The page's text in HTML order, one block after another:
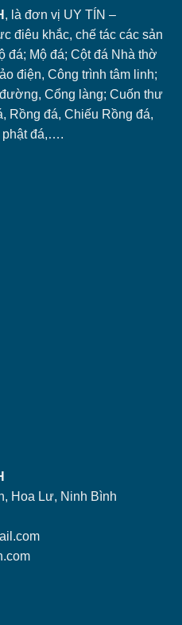
, là đơn vị UY TÍN –
điêu khắc, chế tác các sản
đá; Mộ đá; Cột đá Nhà thờ
điện, Công trình tâm linh;
Cổng làng; Cuốn thư
Rồng đá, Chiếu Rồng đá,
phật đá,….
Hoa Lư, Ninh Bình